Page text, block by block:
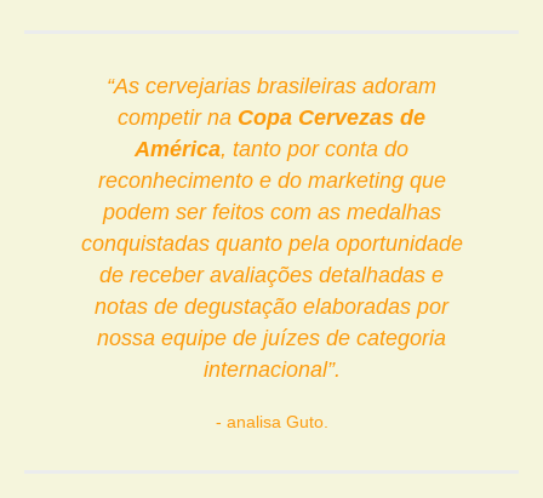
“As cervejarias brasileiras adoram
competir na Copa Cervezas de
América, tanto por conta do
reconhecimento e do marketing que
podem ser feitos com as medalhas
conquistadas quanto pela oportunidade
de receber avaliações detalhadas e
notas de degustação elaboradas por
nossa equipe de juízes de categoria
internacional”.
analisa Guto.